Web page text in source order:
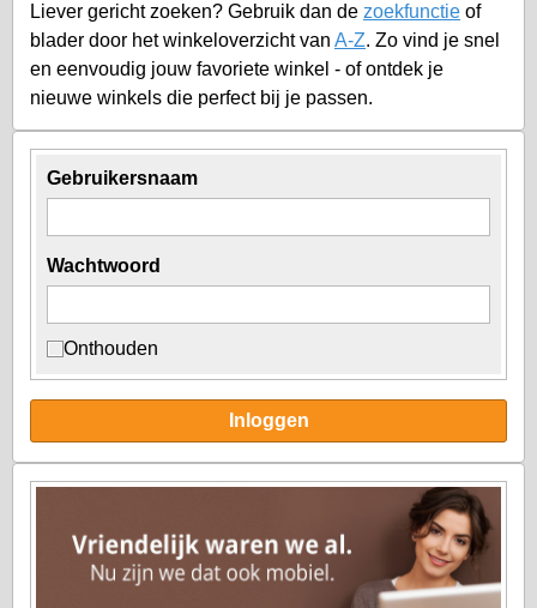
Gebruikersnaam
Wachtwoord
Onthouden
Inloggen
Liever gericht zoeken? Gebruik dan de zoekfunctie of
blader door het winkeloverzicht van A-Z. Zo vind je snel
en eenvoudig jouw favoriete winkel - of ontdek je
nieuwe winkels die perfect bij je passen.